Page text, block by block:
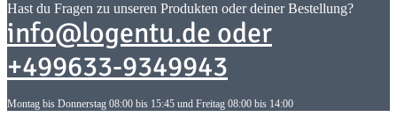
Hast du Fragen zu unseren Produkten oder deiner Bestellung?
info@logentu.de oder
+499633-9349943
Montag bis Donnerstag 08:00 bis 15:45 und Freitag 08:00 bis 14:00